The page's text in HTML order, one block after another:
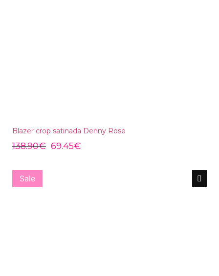
Blazer crop satinada Denny Rose
138.90€ 69.45€
Sale